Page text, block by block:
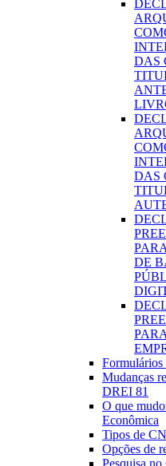
DAS
DAS
DE
Formulários
Mudanças
DREI 81
O que
Econômica
Tipos de
Opções de
Pesquisa